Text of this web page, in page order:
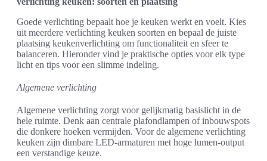
Goede verlichting bepaalt hoe je keuken werkt en voelt. Kies
uit meerdere verlichting keuken soorten en bepaal de juiste
plaatsing keukenverlichting om functionaliteit en sfeer te
balanceren. Hieronder vind je praktische opties voor elk type
licht en tips voor een slimme indeling.
Algemene verlichting
Algemene verlichting zorgt voor gelijkmatig basislicht in de
hele ruimte. Denk aan centrale plafondlampen of inbouwspots
die donkere hoeken vermijden. Voor de algemene verlichting
keuken zijn dimbare LED-armaturen met hoge lumen-output
een verstandige keuze.